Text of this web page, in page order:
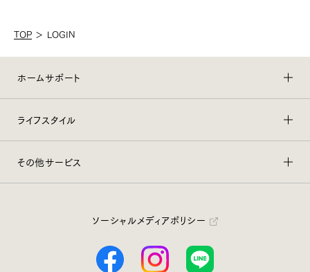
TOP ＞ LOGIN
ホームサポート
ライフスタイル
その他サービス
ソーシャルメディアポリシー